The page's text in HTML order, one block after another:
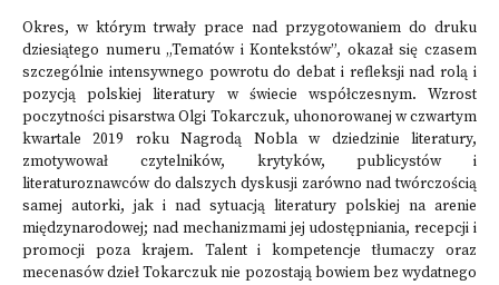
Okres, w którym trwały prace nad przygotowaniem do druku
dziesiątego numeru „Tematów i Kontekstów”, okazał się czasem
szczególnie intensywnego powrotu do debat i refleksji nad rolą i
pozycją polskiej literatury w świecie współczesnym. Wzrost
poczytności pisarstwa Olgi Tokarczuk, uhonorowanej w czwartym
kwartale 2019 roku Nagrodą Nobla w dziedzinie literatury,
zmotywował czytelników, krytyków, publicystów i
literaturoznawców do dalszych dyskusji zarówno nad twórczością
samej autorki, jak i nad sytuacją literatury polskiej na arenie
międzynarodowej; nad mechanizmami jej udostępniania, recepcji i
promocji poza krajem. Talent i kompetencje tłumaczy oraz
mecenasów dzieł Tokarczuk nie pozostają bowiem bez wydatnego